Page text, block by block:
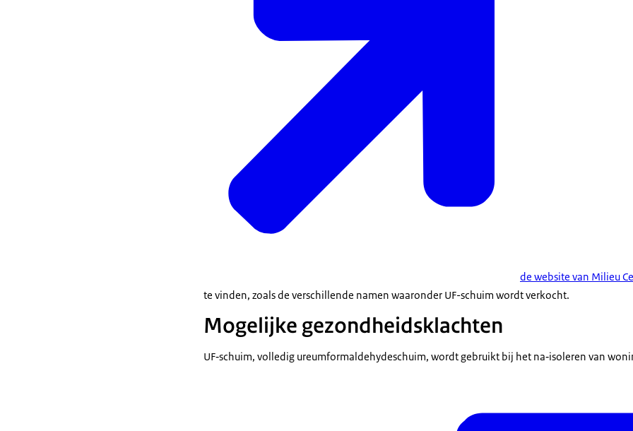
de website van Milieu
te vinden, zoals de verschillende namen waaronder UF-schuim wordt verkocht.
Mogelijke gezondheidsklachten
UF‑schuim, volledig ureumformaldehydeschuim, wordt gebruikt bij het na‑isoleren van